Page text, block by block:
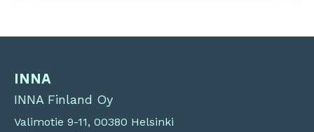
INNA
INNA Finland Oy
Valimotie 9-11, 00380 Helsinki